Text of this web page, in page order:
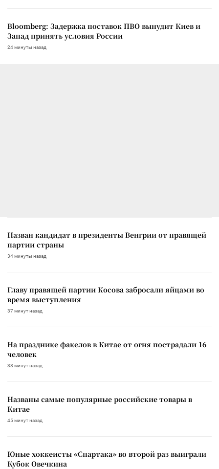
Bloomberg: Задержка поставок ПВО вынудит Киев и
Запад принять условия России
24 минуты назад
Назван кандидат в президенты Венгрии от правящей
партии страны
34 минуты назад
Главу правящей партии Косова забросали яйцами во
время выступления
37 минут назад
На празднике факелов в Китае от огня пострадали 16
человек
38 минут назад
Названы самые популярные российские товары в
Китае
45 минут назад
Юные хоккеисты «Спартака» во второй раз выиграли
Кубок Овечкина